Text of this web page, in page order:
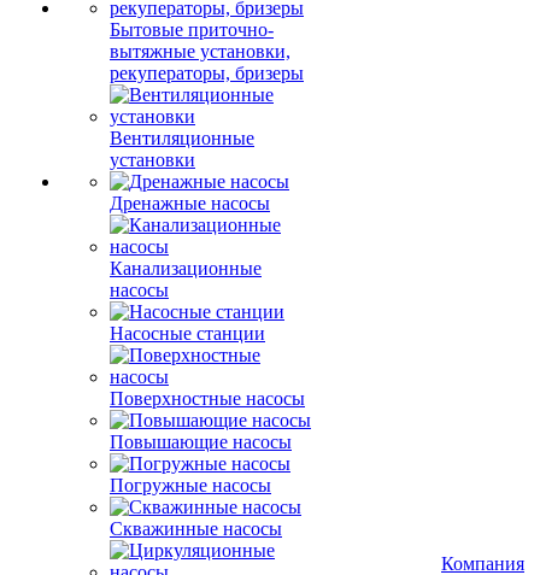
Бытовые приточно-
вытяжные установки,
рекуператоры, бризеры
Вентиляционные
установки
Дренажные насосы
Канализационные
насосы
Насосные станции
Поверхностные насосы
Повышающие насосы
Погружные насосы
Скважинные насосы
Компания